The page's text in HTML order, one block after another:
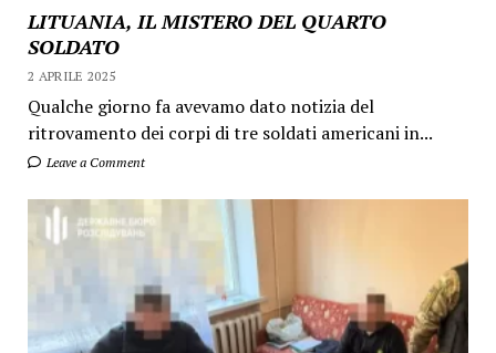
LITUANIA, IL MISTERO DEL QUARTO
SOLDATO
2 APRILE 2025
Qualche giorno fa avevamo dato notizia del
ritrovamento dei corpi di tre soldati americani in...
Leave a Comment